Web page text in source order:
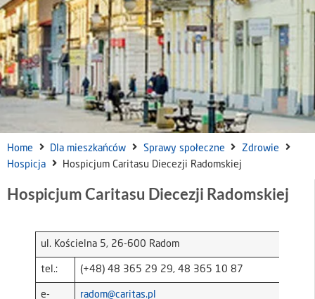
Home Dla mieszkańców Sprawy społeczne
Zdrowie
Hospicja
Hospicjum Caritasu Diecezji Radomskiej
Hospicjum Caritasu Diecezji Radomskiej
ul. Kościelna 5, 26-600 Radom
tel.: (+48) 48 365 29 29, 48 365 10 87
e-
radom@caritas.pl